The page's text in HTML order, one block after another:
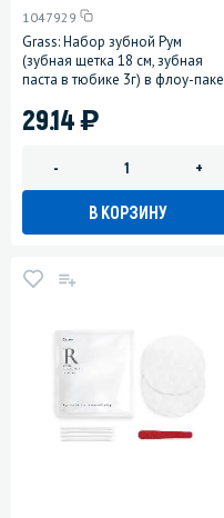
1047929
Grass: Набор зубной Рум
(зубная щетка 18 см, зубная
паста в тюбике 3г) в флоу-паке
29.14)
- +
В КОРЗИНУ